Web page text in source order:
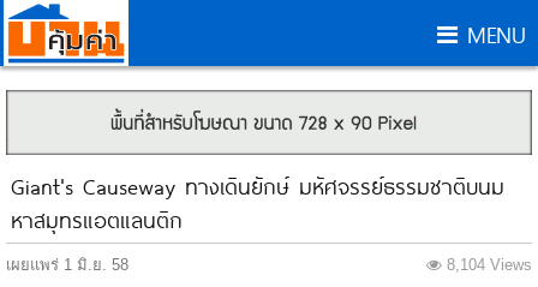
MENU
Giant's Causeway ทางเดินยักษ์ มหัศจรรย์ธรรมชาติบนม
หาสมุทรแอตแลนติก
8,104 Views
เผยแพร่ 1 มิ.ย. 58